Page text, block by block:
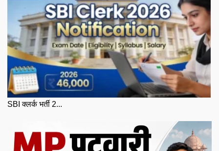
SBI क्लर्क भर्ती 2...